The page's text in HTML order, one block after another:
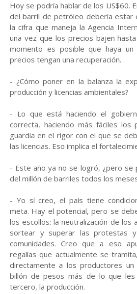
Hoy se podría hablar de los US$60.
del barril de petróleo debería estar
la cifra que maneja la Agencia
una vez que los precios bajen
momento es posible que haya
precios tengan una recuperación.
- ¿Cómo poner en la balanza la
producción y licencias ambientales?
- Lo que está haciendo el
correcta, haciendo más fáciles los
guardia en el rigor con el que se
las licencias. Eso implica el
- Este año ya no se logró, ¿pero se
del millón de barriles todos los
- Yo sí creo, el país tiene
meta. Hay el potencial, pero se
los escollos: la neutralización de
sortear y superar las protestas
comunidades. Creo que a eso
regalías que actualmente se
directamente a los productores un
billón de pesos más de lo que les
tercero, la producción.